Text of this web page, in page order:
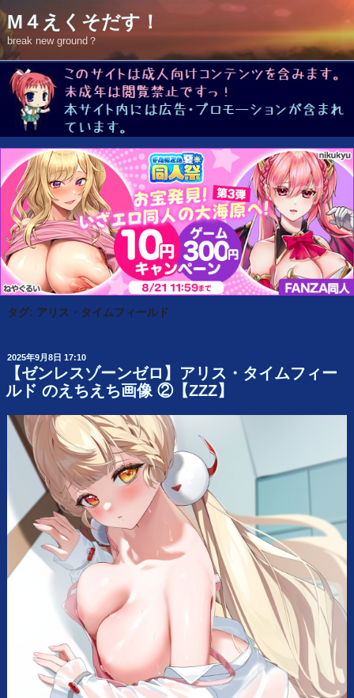
ン
テ
ン
ツ
ス
M４えくそだす！
break new ground？
タグ: アリス・タイムフィールド
投
日:
2025年9月8日 17:10
【ゼンレスゾーンゼロ】アリス・タイムフィー
ルド のえちえち画像 ②【ZZZ】